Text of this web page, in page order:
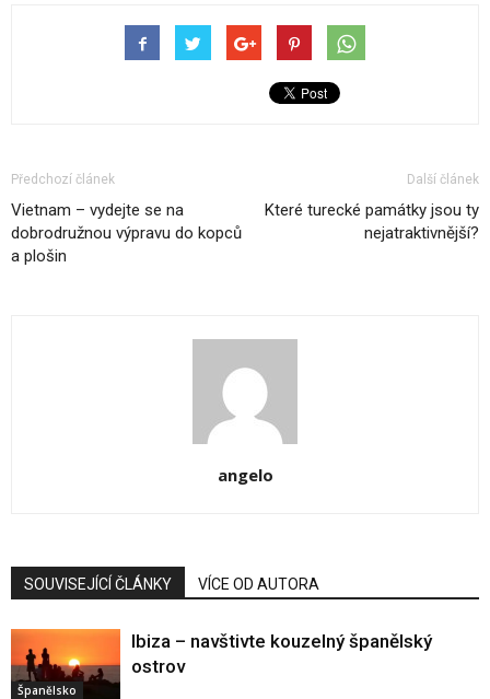
Předchozí článek
Vietnam – vydejte se na
dobrodružnou výpravu do kopců
a plošin
Další článek
Které turecké památky jsou ty
nejatraktivnější?
angelo
SOUVISEJÍCÍ ČLÁNKY VÍCE OD AUTORA
Španělsko
Ibiza – navštivte kouzelný španělský
ostrov